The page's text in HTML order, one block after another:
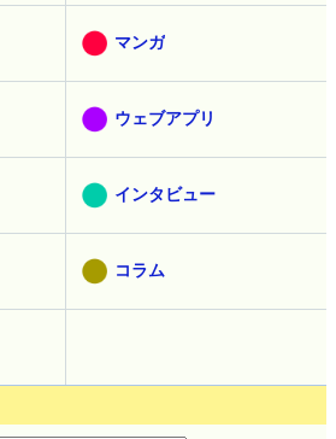
マンガ
ウェブアプリ
インタビュー
コラム